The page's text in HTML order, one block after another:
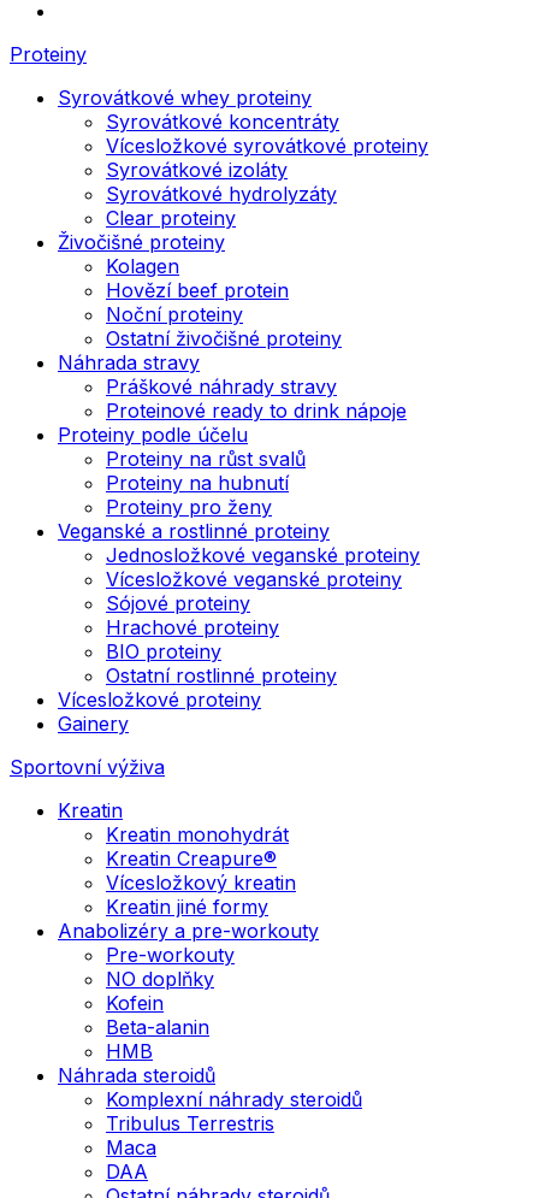
Proteiny
Syrovátkové whey proteiny
Syrovátkové koncentráty
Vícesložkové syrovátkové proteiny
Syrovátkové izoláty
Syrovátkové hydrolyzáty
Clear proteiny
Živočišné proteiny
Kolagen
Hovězí beef protein
Noční proteiny
Ostatní živočišné proteiny
Náhrada stravy
Práškové náhrady stravy
Proteinové ready to drink nápoje
Proteiny podle účelu
Proteiny na růst svalů
Proteiny na hubnutí
Proteiny pro ženy
Veganské a rostlinné proteiny
Jednosložkové veganské proteiny
Vícesložkové veganské proteiny
Sójové proteiny
Hrachové proteiny
BIO proteiny
Ostatní rostlinné proteiny
Vícesložkové proteiny
Gainery
Sportovní výživa
Kreatin
Kreatin monohydrát
Kreatin Creapure®
Vícesložkový kreatin
Kreatin jiné formy
Anabolizéry a pre-workouty
Pre-workouty
NO doplňky
Kofein
Beta-alanin
HMB
Náhrada steroidů
Komplexní náhrady steroidů
Tribulus Terrestris
Maca
DAA